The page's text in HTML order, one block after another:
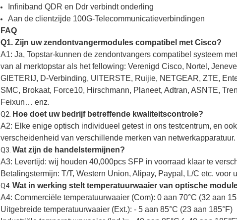
Infiniband QDR en Ddr verbindt onderling
Aan de clientzijde 100G-Telecommunicatieverbindingen
FAQ
Q1. Zijn uw zendontvangermodules compatibel met Cisco?
A1: Ja, Topstar-kunnen de zendontvangers compatibel systeem
van al merktopstar als het fellowing: Verenigd Cisco, Nortel,
GIETERIJ, D-Verbinding, UITERSTE, Ruijie, NETGEAR, ZTE,
SMC, Brokaat, Force10, Hirschmann, Planeet, Adtran, ASNTE,
Feixun… enz.
Q2. Hoe doet uw bedrijf betreffende kwaliteitscontrole?
A2: Elke enige optisch individueel getest in ons testcentrum, en
verscheidenheid van verschillende merken van netwerkapparatuur.
Q3. Wat zijn de handelstermijnen?
A3: Levertijd: wij houden 40,000pcs SFP in voorraad klaar te
Betalingstermijn: T/T, Western Union, Alipay, Paypal, L/C etc. voor
Q4. Wat in werking stelt temperatuurwaaier van optische
A4: Commerciële temperatuurwaaier (Com): 0 aan 70°C (32 aan
Uitgebreide temperatuurwaaier (Ext.): - 5 aan 85°C (23 aan 185°F)